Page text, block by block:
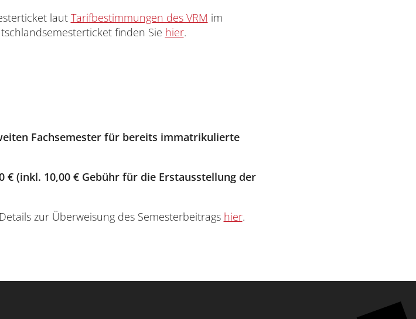
und
laut Tarifbestimmungen des VRM im
finden Sie hier.
Fachsemester für bereits immatrikulierte
€ (inkl. 10,00 € Gebühr für die Erstausstellung der
zur Überweisung des Semesterbeitrags hier.